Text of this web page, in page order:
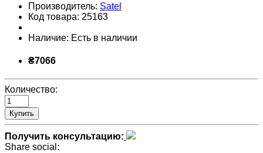
Производитель: Satel
Код товара: 25163
Наличие: Есть в наличии
₴7066
Количество:
Купить
Получить консультацию:
Share social: